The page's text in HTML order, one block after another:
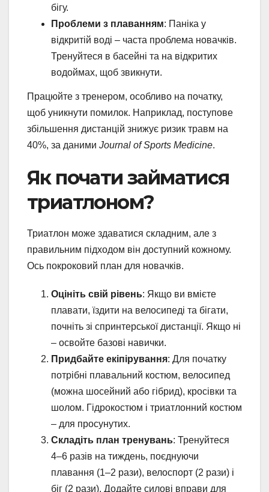
бігу.
Проблеми з плаванням: Паніка у
відкритій воді – часта проблема новачків.
Тренуйтеся в басейні та на відкритих
водоймах, щоб звикнути.
Працюйте з тренером, особливо на початку,
щоб уникнути помилок. Наприклад, поступове
збільшення дистанцій знижує ризик травм на
40%, за даними Journal of Sports Medicine.
Як почати займатися
триатлоном?
Триатлон може здаватися складним, але з
правильним підходом він доступний кожному.
Ось покроковий план для новачків.
Оцініть свій рівень: Якщо ви вмієте
плавати, їздити на велосипеді та бігати,
почніть зі спринтерської дистанції. Якщо ні
– освойте базові навички.
Придбайте екіпірування: Для початку
потрібні плавальний костюм, велосипед
(можна шосейний або гібрид), кросівки та
шолом. Гідрокостюм і триатлонний костюм
– для просунутих.
Складіть план тренувань: Тренуйтеся
4–6 разів на тиждень, поєднуючи
плавання (1–2 рази), велоспорт (2 рази) і
біг (2 рази). Додайте силові вправи для